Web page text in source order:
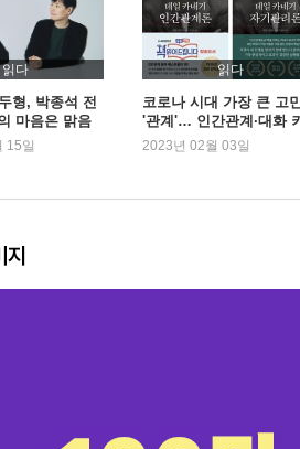
감이 인간관계를 좌우한다
나 인정받고 있을까
깎아내리는 직업이 있다
나 쓸모 있는 존재인가
에 빠진 사람들
의존하는 사람들
며: 적당한 거리가 나를 지켜준다
을 위해 구별해야 할 것들
읽다
형, 박종석 전
마음은 맑음
스24
15일
읽다
코로나 시대 가장 큰 고
'관계'… 인간관계·대화
워드 도서 주목
2023년 02월 03일
지